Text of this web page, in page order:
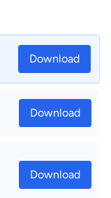
Download
Download
Download